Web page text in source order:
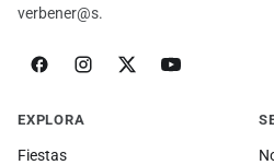
verbener@s.
EXPLORA
Fiestas